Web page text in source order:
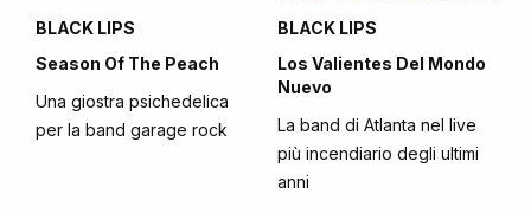
BLACK LIPS
Season Of The Peach
Una giostra psichedelica
per la band garage rock
BLACK LIPS
Los Valientes Del Mondo
Nuevo
La band di Atlanta nel live
più incendiario degli ultimi
anni